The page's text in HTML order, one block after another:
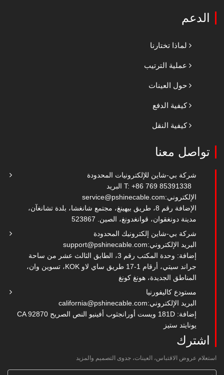
الدعم
لماذا تختارنا
عملية الترتيب
حول العينات
كيفية الدفع
كيفية النقل
تواصل معنا
شركة بي-شاين للإلكترونيات المحدودة
T: +86 769 85391338 البريد
الإلكتروني:service@pshinecable.com
الإضافة رقم 8، طريق بيهينغ، مجتمع شانغشا، بلدة تشانغآن،
مدينة دونغقوان، قوانغدونغ، الصين. 523867
شركة بي-شاين إلكترونيك المحدودة
البريد الإلكتروني:support@pshinecable.com
إضافة: وحدة المكتب رقم 3، الطابق الثالث عشر من ساحة
جراند سيتي، أرقام 1-17 طريق ساي لاو KOK، تسوين وان،
المناطق الجديدة، هونغ كونغ
مستودع كاليفورنيا
البريد الإلكتروني:california@pshinecable.com
إضافة: 181D ويست أورانجثوب أفينيو النص الصريح CA 92870
يونايتد ستيز
اشترك
استعلام عروض الاقتباس، العينات، جدوى التصميم والمزيد